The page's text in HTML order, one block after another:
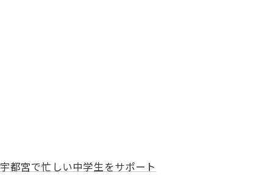
宇都宮で忙しい中学生をサポート